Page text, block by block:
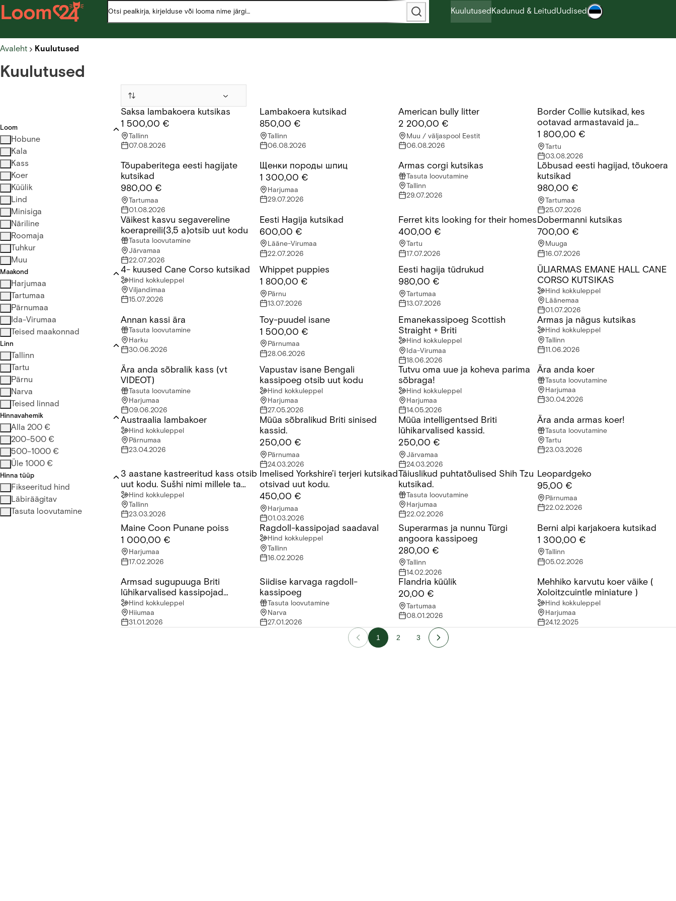
KuulutusedKadunud & LeitudUudised
Avaleht Kuulutused
Kuulutused
Loom
Hobune
Kala
Kass
Koer
Küülik
Lind
Minisiga
Näriline
Roomaja
Tuhkur
Muu
Maakond
Harjumaa
Tartumaa
Pärnumaa
Ida-Virumaa
Teised maakonnad
Linn
Tallinn
Tartu
Pärnu
Narva
Teised linnad
Hinnavahemik
Alla 200 €
200–500 €
500–1000 €
Üle 1000 €
Hinna tüüp
Fikseeritud hind
Läbiräägitav
Tasuta loovutamine
Saksa lambakoera kutsikas
Saksa lambakoera kutsikas
1 500,00 €
Tallinn
07.08.2026
Lambakoera kutsikad
Lambakoera kutsikad
850,00 €
Tallinn
06.08.2026
American bully litter
American bully litter
2 200,00 €
Muu / väljaspool Eestit
06.08.2026
Border Collie kutsikad, kes ootavad
Border Collie kutsikad, kes
ootavad armastavaid ja
vastutustundlikke peresid.
1 800,00 €
Tartu
03.08.2026
Tõupaberitega eesti hagijate kutsikad
Tõupaberitega eesti hagijate
kutsikad
980,00 €
Tartumaa
01.08.2026
Щенки породы шпиц
Щенки породы шпиц
1 300,00 €
Harjumaa
29.07.2026
Armas corgi kutsikas
Armas corgi kutsikas
Tasuta loovutamine
Tallinn
29.07.2026
Lõbusad eesti hagijad, tõukoera
Lõbusad eesti hagijad, tõukoera
kutsikad
980,00 €
Tartumaa
25.07.2026
Väikest kasvu segavereline koerapreili(3,5 a)otsib uut kodu
Väikest kasvu segavereline
koerapreili(3,5 a)otsib uut kodu
Tasuta loovutamine
Järvamaa
22.07.2026
Eesti Hagija kutsikad
Eesti Hagija kutsikad
600,00 €
Lääne-Virumaa
22.07.2026
Ferret kits looking for their homes
Ferret kits looking for their homes
400,00 €
Tartu
17.07.2026
Dobermanni kutsikas
Dobermanni kutsikas
700,00 €
Muuga
16.07.2026
4- kuused Cane Corso kutsikad
4- kuused Cane Corso kutsikad
Hind kokkuleppel
Viljandimaa
15.07.2026
Whippet puppies
Whippet puppies
1 800,00 €
Pärnu
13.07.2026
Eesti hagija tüdrukud
Eesti hagija tüdrukud
980,00 €
Tartumaa
13.07.2026
ÜLIARMAS EMANE HALL CANE
ÜLIARMAS EMANE HALL CANE
CORSO KUTSIKAS
Hind kokkuleppel
Läänemaa
01.07.2026
Annan kassi ära
Annan kassi ära
Tasuta loovutamine
Harku
30.06.2026
Toy-puudel isane
Toy-puudel isane
1 500,00 €
Pärnumaa
28.06.2026
Emanekassipoeg Scottish Straight + Briti
Emanekassipoeg Scottish
Straight + Briti
Hind kokkuleppel
Ida-Virumaa
18.06.2026
Armas ja nägus kutsikas
Armas ja nägus kutsikas
Hind kokkuleppel
Tallinn
11.06.2026
Ära anda sõbralik kass (vt VIDEOT)
Ära anda sõbralik kass (vt
VIDEOT)
Tasuta loovutamine
Harjumaa
09.06.2026
Vapustav isane Bengali kassipoeg otsib uut kodu
Vapustav isane Bengali
kassipoeg otsib uut kodu
Hind kokkuleppel
Harjumaa
27.05.2026
Tutvu oma uue ja koheva parima sõbraga!
Tutvu oma uue ja koheva parima
sõbraga!
Hind kokkuleppel
Harjumaa
14.05.2026
Ära anda koer
Ära anda koer
Tasuta loovutamine
Harjumaa
30.04.2026
Austraalia lambakoer
Austraalia lambakoer
Hind kokkuleppel
Pärnumaa
23.04.2026
Müüa sõbralikud Briti sinised kassid.
Müüa sõbralikud Briti sinised
kassid.
250,00 €
Pärnumaa
24.03.2026
Müüa intelligentsed Briti lühikarvalised kassid.
Müüa intelligentsed Briti
lühikarvalised kassid.
250,00 €
Järvamaa
24.03.2026
Ära anda armas koer!
Ära anda armas koer!
Tasuta loovutamine
Tartu
23.03.2026
3 aastane kastreeritud kass otsib uut kodu. Sušhi nimi millele ta reageerib
3 aastane kastreeritud kass otsib
uut kodu. Sušhi nimi millele ta
reageerib
Hind kokkuleppel
Tallinn
23.03.2026
Imelised Yorkshire’i terjeri kutsikad otsivad uut kodu.
Imelised Yorkshire’i terjeri kutsikad
otsivad uut kodu.
450,00 €
Harjumaa
01.03.2026
Täiuslikud puhtatõulised Shih Tzu kutsikad.
Täiuslikud puhtatõulised Shih Tzu
kutsikad.
Tasuta loovutamine
Harjumaa
22.02.2026
Leopardgeko
Leopardgeko
95,00 €
Pärnumaa
22.02.2026
Maine Coon Punane poiss
Maine Coon Punane poiss
1 000,00 €
Harjumaa
17.02.2026
Ragdoll-kassipojad saadaval
Ragdoll-kassipojad saadaval
Hind kokkuleppel
Tallinn
16.02.2026
Superarmas ja nunnu Türgi angoora kassipoeg
Superarmas ja nunnu Türgi
angoora kassipoeg
280,00 €
Tallinn
14.02.2026
Berni alpi karjakoera kutsikad
Berni alpi karjakoera kutsikad
1 300,00 €
Tallinn
05.02.2026
Armsad sugupuuga Briti lühikarvalised kassipojad saadaval!
Armsad sugupuuga Briti
lühikarvalised kassipojad
saadaval!
Hind kokkuleppel
Hiiumaa
31.01.2026
Siidise karvaga ragdoll-kassipoeg
Siidise karvaga ragdoll-
kassipoeg
Tasuta loovutamine
Narva
27.01.2026
Flandria küülik
Flandria küülik
20,00 €
Tartumaa
08.01.2026
Mehhiko karvutu koer väike (
Mehhiko karvutu koer väike (
Xoloitzcuintle miniature )
Hind kokkuleppel
Harjumaa
24.12.2025
1 2 3